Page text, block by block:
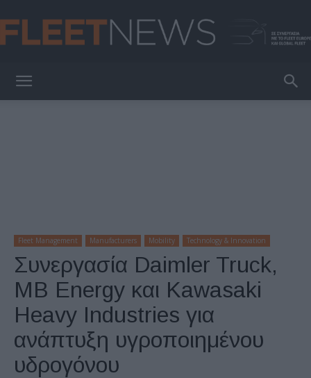
Fleet Management Manufacturers Mobility Technology & Innovation
Συνεργασία Daimler Truck,
MB Energy και Kawasaki
Heavy Industries για
ανάπτυξη υγροποιημένου
υδρογόνου